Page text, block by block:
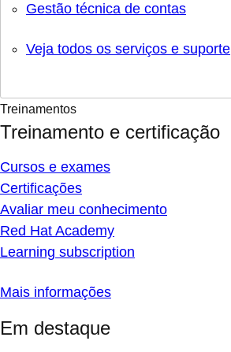
Gestão técnica de contas
Veja todos os serviços e suporte
Treinamentos
Treinamento e certificação
Cursos e exames
Certificações
Avaliar meu conhecimento
Red Hat Academy
Learning subscription
Mais informações
Em destaque